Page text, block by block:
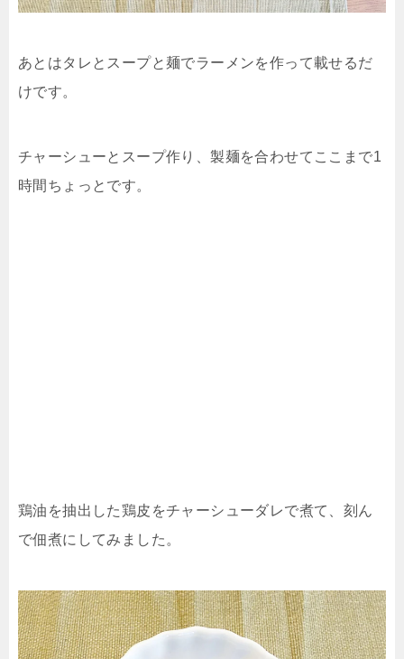
あとはタレとスープと麺でラーメンを作って載せるだ
けです。
チャーシューとスープ作り、製麺を合わせてここまで1
時間ちょっとです。
鶏油を抽出した鶏皮をチャーシューダレで煮て、刻ん
で佃煮にしてみました。